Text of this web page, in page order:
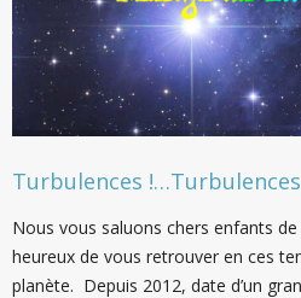
Turbulences
Nous vous saluons chers enfants
heureux de vous retrouver en ces
planète. Depuis 2012, date d’un